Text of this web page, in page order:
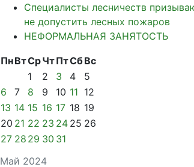
Специалисты лесничеств
не допустить лесных пожаров
НЕФОРМАЛЬНАЯ ЗАНЯТОСТЬ
Май 2024
ПнВтСрЧтПтСбВс
1
2 3 4
5
6
7 8 9 10 11 12
13 14 15 16 17 18 19
20 21 22 23 24 25 26
27 28 29 30 31